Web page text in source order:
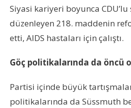
Siyasi kariyeri boyunca
düzenleyen 218. maddenin
etti, AIDS hastaları için çalıştı.
Göç politikalarında da öncü
Partisi içinde büyük
politikalarında da Süssmuth